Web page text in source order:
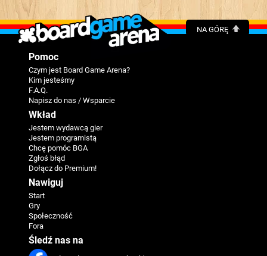
NA GÓRĘ
Pomoc
Czym jest Board Game Arena?
Kim jesteśmy
F.A.Q.
Napisz do nas / Wsparcie
Wkład
Jestem wydawcą gier
Jestem programistą
Chcę pomóc BGA
Zgłoś błąd
Dołącz do Premium!
Nawiguj
Start
Gry
Społeczność
Fora
Śledź nas na